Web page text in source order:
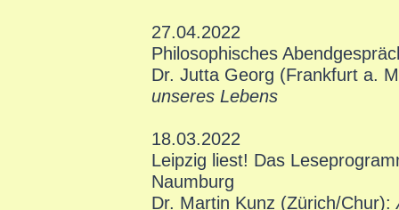
27.04.2022
Philosophisches
Dr. Jutta Georg (Frankfurt a.
unseres Lebens
18.03.2022
Leipzig liest! Das
Naumburg
Dr. Martin Kunz (Zürich/Chur):